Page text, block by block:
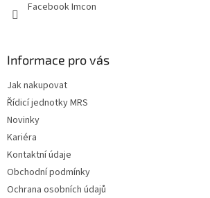
Facebook Imcon
Informace pro vás
Jak nakupovat
Řídicí jednotky MRS
Novinky
Kariéra
Kontaktní údaje
Obchodní podmínky
Ochrana osobních údajů